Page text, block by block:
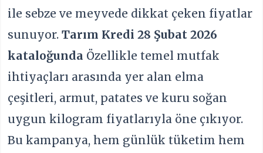
ile sebze ve meyvede dikkat çeken fiyatlar
sunuyor.Tarım Kredi 28 Şubat 2026
kataloğunda Özellikle temel mutfak
ihtiyaçları arasında yer alan elma
çeşitleri, armut, patates ve kuru soğan
uygun kilogram fiyatlarıyla öne çıkıyor.
Bu kampanya, hem günlük tüketim hem